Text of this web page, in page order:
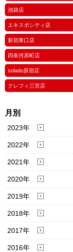
池袋店
エキスポシティ店
新宿東口店
四条河原町店
solado原宿店
クレフィ三宮店
月別
2023年
2022年
2021年
2020年
2019年
2018年
2017年
2016年